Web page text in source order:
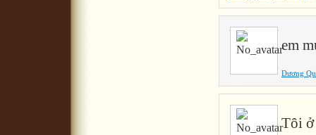
em
Dương
Tôi ở